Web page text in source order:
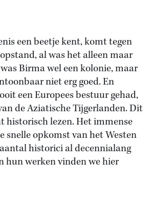
een beetje kent, komt tegen
al was het alleen maar
Birma wel een kolonie, maar
niet erg goed. En
een Europees bestuur gehad,
de Aziatische Tijgerlanden. Dit
historisch lezen. Het immense
snelle opkomst van het Westen
historici al decennialang
hun werken vinden we hier